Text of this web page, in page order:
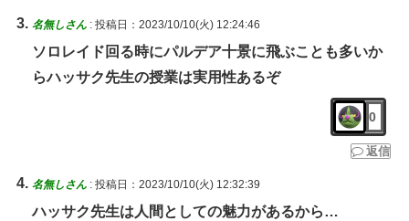
名無しさん : 投稿日：2023/10/10(火) 12:24:46
ソロレイド回る時にパルデア十景に飛ぶことも多いか
らハッサク先生の授業は実用性あるぞ
0
返信
名無しさん : 投稿日：2023/10/10(火) 12:32:39
ハッサク先生は人間としての魅力があるから…